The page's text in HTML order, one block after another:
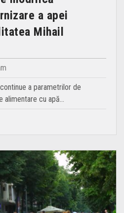
a apei
Mihail
a parametrilor de
alimentare cu apă…